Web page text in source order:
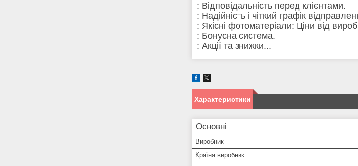
: Відповідальність перед клієнтами.
: Надійність і чіткий графік
: Якісні фотоматеріали: Ціни від
: Бонусна система.
: Акції та знижки...
Характеристики
Основні
Виробник
Країна виробник